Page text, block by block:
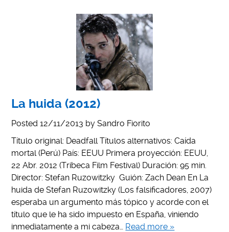
La huida (2012)
Posted12/11/2013 bySandro Fiorito
Título original: Deadfall Títulos alternativos: Caída
mortal (Perú) País: EEUU Primera proyección: EEUU,
22 Abr. 2012 (Tribeca Film Festival) Duración: 95 min.
Director: Stefan Ruzowitzky Guión: Zach Dean En La
huida de Stefan Ruzowitzky (Los falsificadores, 2007)
esperaba un argumento más tópico y acorde con el
título que le ha sido impuesto en España, viniendo
inmediatamente a mi cabeza… Read more »